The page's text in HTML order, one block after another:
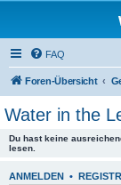
FAQ
Foren-Übersicht
Water in the
Du hast keine
lesen.
ANMELDEN •